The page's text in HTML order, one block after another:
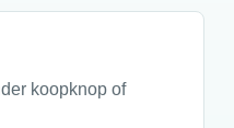
koopknop of